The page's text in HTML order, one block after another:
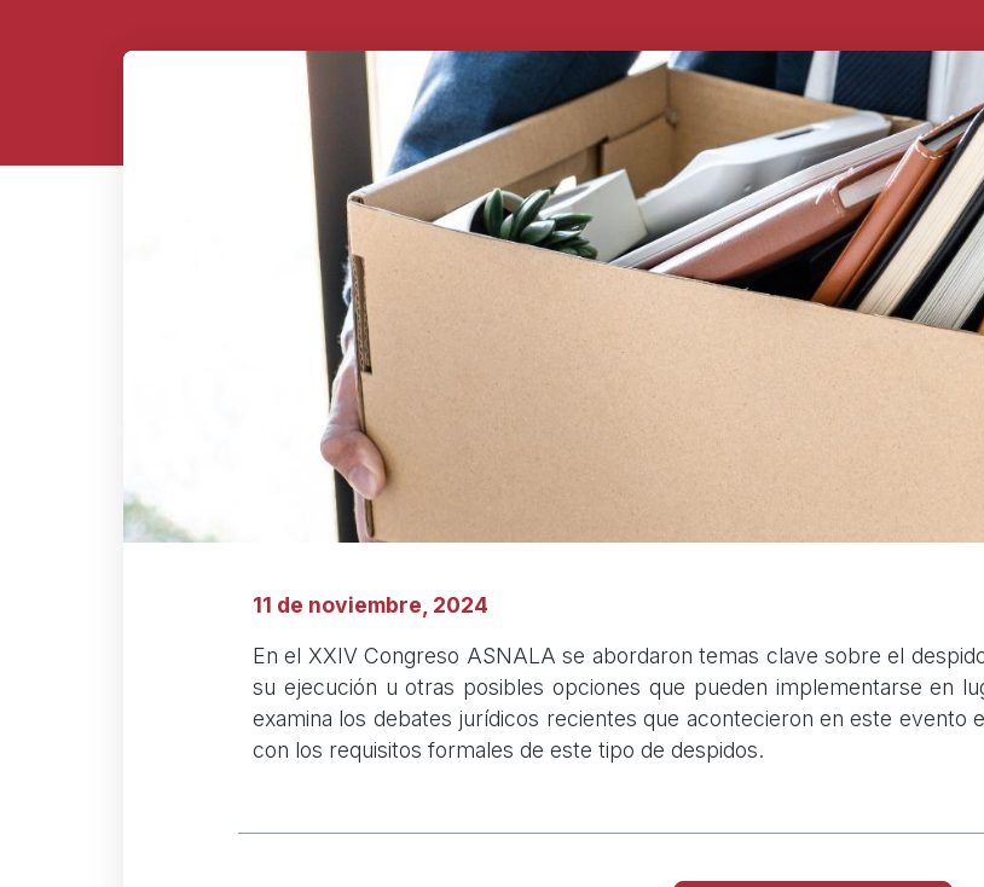
11 de noviembre, 2024
En el XXIV Congreso ASNALA se abordaron temas clave sobre el
su ejecución u otras posibles opciones que pueden implementarse en
examina los debates jurídicos recientes que acontecieron en este evento
con los requisitos formales de este tipo de despidos.